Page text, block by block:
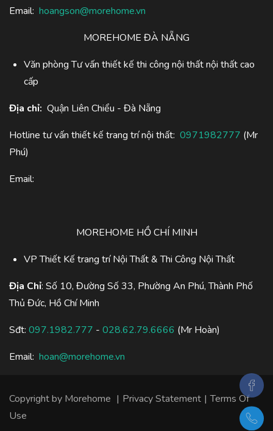
Email: hoangson@morehome.vn
MOREHOME ĐÀ NẴNG
Văn phòng Tư vấn thiết kế thi công nội thất nội thất cao
cấp
Địa chỉ: Quận Liên Chiểu - Đà Nẵng
Hotline tư vấn thiết kế trang trí nội thất: 0971982777 (Mr
Phú)
Email:
MOREHOME HỒ CHÍ MINH
VP Thiết Kế trang trí Nội Thất & Thi Công Nội Thất
Địa Chỉ: Số 10, Đường Số 33, Phường An Phú, Thành Phố
Thủ Đức, Hồ Chí Minh
Sđt: 097.1982.777 - 028.62.79.6666 (Mr Hoàn)
Email: hoan@morehome.vn
Copyright by Morehome | Privacy Statement | Terms Of
Use